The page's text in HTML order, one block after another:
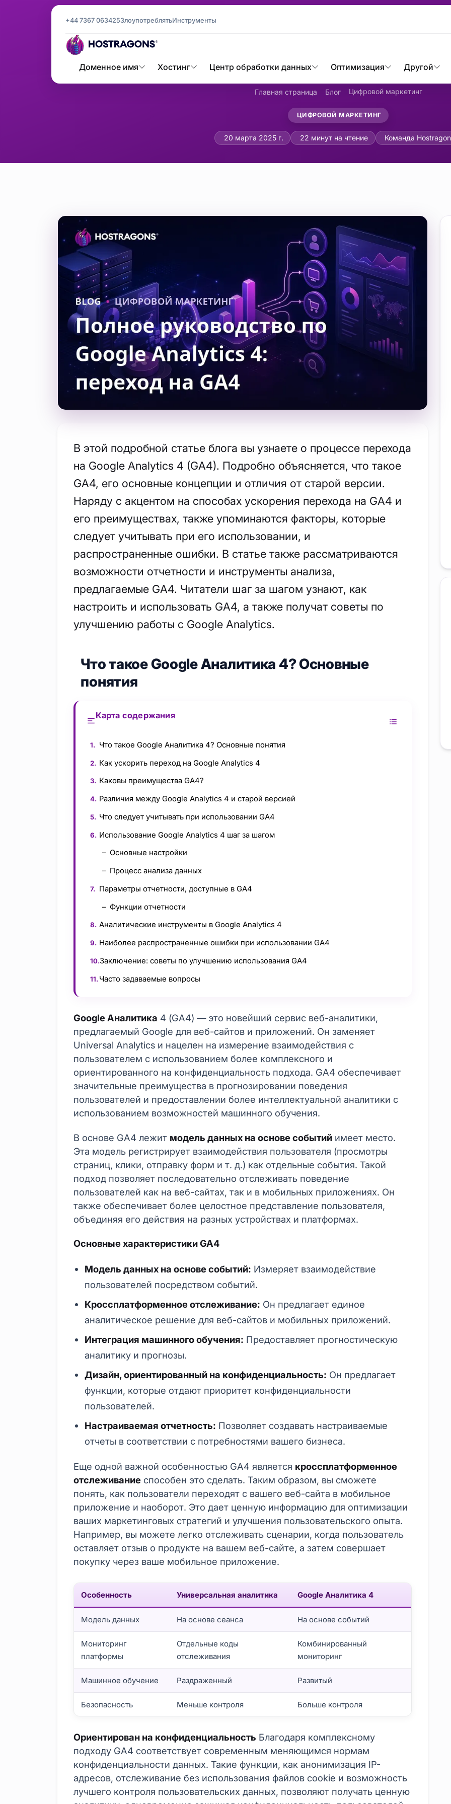
+44 7367 063425ЗлоупотреблятьИнструменты
Доменное имя Хостинг Центр обработки данных Оптимизация Другой
Главная страница Блог Цифровой маркетинг
ЦИФРОВОЙ МАРКЕТИНГ
Полное руководство по
20 марта 2025 г. 22 минут на чтение Команда
В этой подробной статье блога вы узнаете о процессе перехода
на Google Analytics 4 (GA4). Подробно объясняется, что такое
GA4, его основные концепции и отличия от старой версии.
Наряду с акцентом на способах ускорения перехода на GA4 и
его преимуществах, также упоминаются факторы, которые
следует учитывать при его использовании, и
распространенные ошибки. В статье также рассматриваются
возможности отчетности и инструменты анализа,
предлагаемые GA4. Читатели шаг за шагом узнают, как
настроить и использовать GA4, а также получат советы по
улучшению работы с Google Analytics.
Что такое Google Аналитика 4? Основные
понятия
Карта содержания
Что такое Google Аналитика 4? Основные понятия
Как ускорить переход на Google Analytics 4
Каковы преимущества GA4?
Различия между Google Analytics 4 и старой версией
Что следует учитывать при использовании GA4
Использование Google Analytics 4 шаг за шагом
Основные настройки
Процесс анализа данных
Параметры отчетности, доступные в GA4
Функции отчетности
Аналитические инструменты в Google Analytics 4
Наиболее распространенные ошибки при использовании GA4
Заключение: советы по улучшению использования GA4
Часто задаваемые вопросы
Google Аналитика 4 (GA4) — это новейший сервис веб-аналитики,
предлагаемый Google для веб-сайтов и приложений. Он заменяет
Universal Analytics и нацелен на измерение взаимодействия с
пользователем с использованием более комплексного и
ориентированного на конфиденциальность подхода. GA4 обеспечивает
значительные преимущества в прогнозировании поведения
пользователей и предоставлении более интеллектуальной аналитики с
использованием возможностей машинного обучения.
В основе GA4 лежит модель данных на основе событий имеет место.
Эта модель регистрирует взаимодействия пользователя (просмотры
страниц, клики, отправку форм и т. д.) как отдельные события. Такой
подход позволяет последовательно отслеживать поведение
пользователей как на веб-сайтах, так и в мобильных приложениях. Он
также обеспечивает более целостное представление пользователя,
объединяя его действия на разных устройствах и платформах.
Основные характеристики GA4
Модель данных на основе событий: Измеряет взаимодействие
пользователей посредством событий.
Кроссплатформенное отслеживание: Он предлагает единое
аналитическое решение для веб-сайтов и мобильных приложений.
Интеграция машинного обучения: Предоставляет прогностическую
аналитику и прогнозы.
Дизайн, ориентированный на конфиденциальность: Он предлагает
функции, которые отдают приоритет конфиденциальности
пользователей.
Настраиваемая отчетность: Позволяет создавать настраиваемые
отчеты в соответствии с потребностями вашего бизнеса.
Еще одной важной особенностью GA4 является кроссплатформенное
отслеживание способен это сделать. Таким образом, вы сможете
понять, как пользователи переходят с вашего веб-сайта в мобильное
приложение и наоборот. Это дает ценную информацию для оптимизации
ваших маркетинговых стратегий и улучшения пользовательского опыта.
Например, вы можете легко отслеживать сценарии, когда пользователь
оставляет отзыв о продукте на вашем веб-сайте, а затем совершает
покупку через ваше мобильное приложение.
Особенность Универсальная аналитика Google Аналитика 4
Модель данных На основе сеанса На основе событий
Мониторинг
платформы
Отдельные коды
отслеживания
Комбинированный
мониторинг
Машинное обучение Раздраженный Развитый
Безопасность Меньше контроля Больше контроля
Ориентирован на конфиденциальность Благодаря комплексному
подходу GA4 соответствует современным меняющимся нормам
конфиденциальности данных. Такие функции, как анонимизация IP-
адресов, отслеживание без использования файлов cookie и возможность
лучшего контроля пользовательских данных, позволяют получать ценную